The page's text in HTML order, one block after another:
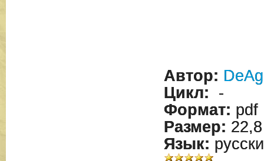
Автор:
Цикл: -
Формат: pdf
Размер:
Язык: